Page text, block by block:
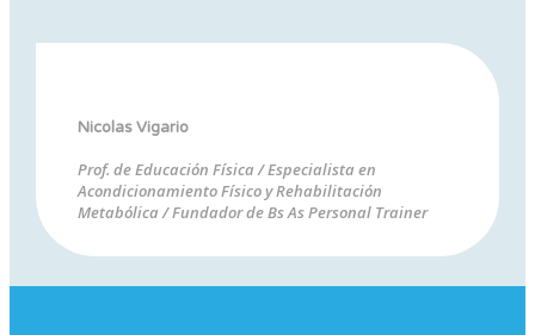
Nicolas Vigario
Prof. de Educación Física / Especialista en
Acondicionamiento Físico y Rehabilitación
Metabólica / Fundador de Bs As Personal Trainer